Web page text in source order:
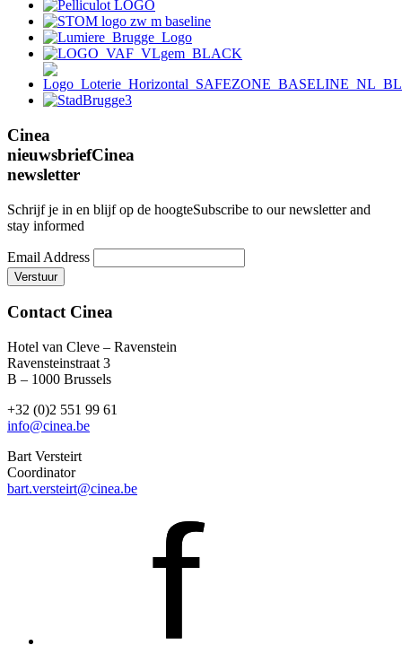
Cinea
nieuwsbriefCinea
newsletter
Schrijf je in en blijf op de hoogteSubscribe to our newsletter and
stay informed
Email Address
Contact Cinea
Hotel van Cleve – Ravenstein
Ravensteinstraat 3
B – 1000 Brussels
+32 (0)2 551 99 61
info@cinea.be
Bart Versteirt
Coordinator
bart.versteirt@cinea.be